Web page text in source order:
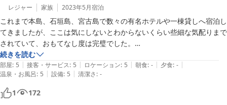
レジャー 家族 2023年5月宿泊
これまで本島、石垣島、宮古島で数々の有名ホテルや一棟貸しへ宿泊し
てきましたが、ここは気にしないとわからないくらい些細な気配りまで
されていて、おもてなし度は完璧でした。
訪問前から親身になってご対応頂いた担当者様が大変素晴らしく、おか
げさまで最高の4日間を過ごす事が出来ました。
同伴者へのお祝いでホールケーキをプレゼントして頂いたり、人数分の
飲み物(アルコール含む)、タオルアート等至れり尽くせりでした。
高台にある為、インギャーマリンガーデンを一望出来ます。
続きを読む
部屋: 5 | 接客・サービス: 5 | ロケーション: 5 | 朝食: - | 夕食: - |
温泉・お風呂: 5 | 設備: 5 | 清潔さ: -
1 172